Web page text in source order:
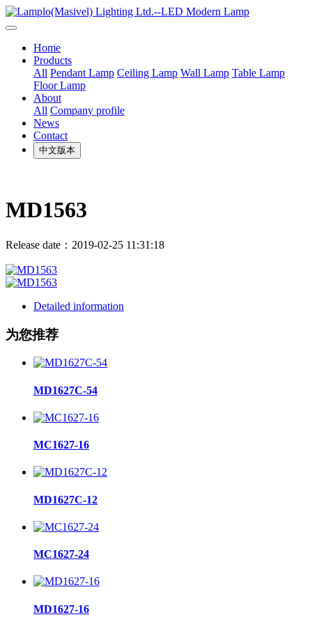
Home
Products
All Pendant Lamp Ceiling Lamp Wall Lamp Table Lamp
Floor Lamp
About
All Company profile
News
Contact
中文版本
MD1563
Release date：2019-02-25 11:31:18
Detailed information
为您推荐
MD1627C-54
MC1627-16
MD1627C-12
MC1627-24
MD1627-16